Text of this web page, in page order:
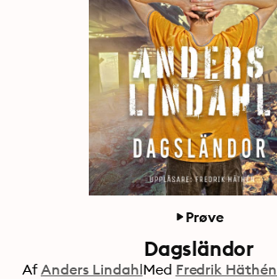
Prøve
Dagsländor
Af Anders LindahlMed Fredrik Häthén